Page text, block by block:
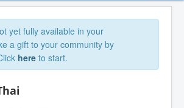
yet fully available in your
a gift to your community by
here to start.